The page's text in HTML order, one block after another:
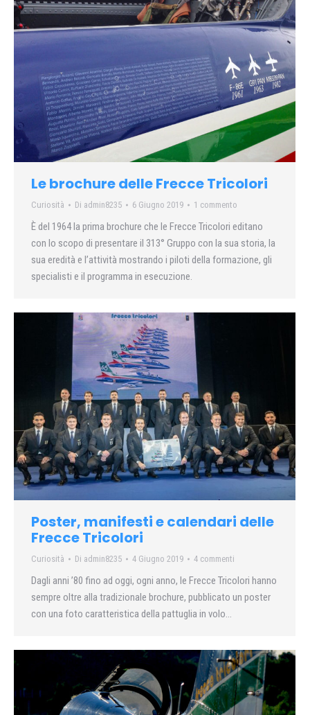
Le brochure delle Frecce Tricolori
Curiosità Di admin8235 6 Giugno 2019 1 commento
È del 1964 la prima brochure che le Frecce Tricolori editano
con lo scopo di presentare il 313° Gruppo con la sua storia, la
sua eredità e l’attività mostrando i piloti della formazione, gli
specialisti e il programma in esecuzione.
Poster, manifesti e calendari delle
Frecce Tricolori
Curiosità Di admin8235 4 Giugno 2019 4 commenti
Dagli anni ’80 fino ad oggi, ogni anno, le Frecce Tricolori hanno
sempre oltre alla tradizionale brochure, pubblicato un poster
con una foto caratteristica della pattuglia in volo…